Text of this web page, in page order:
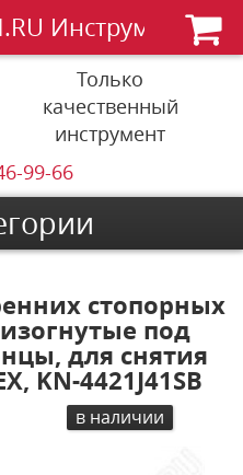
Инструменты
Только
качественный
инструмент
99-66
стопорных
под
для снятия
KN-4421J41SB
в наличии